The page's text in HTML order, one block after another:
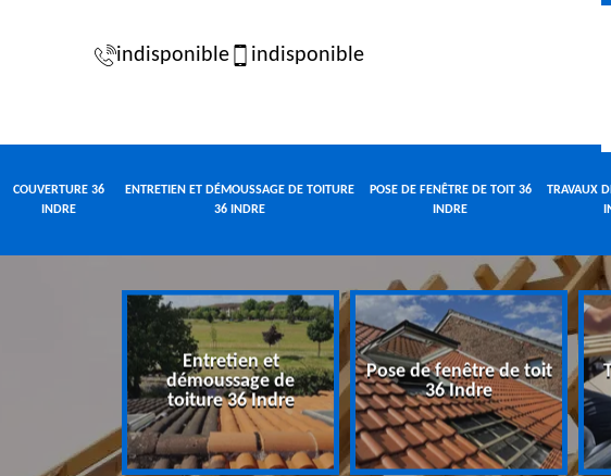
indisponible indisponible
COUVERTURE 36
INDRE
ENTRETIEN ET DÉMOUSSAGE DE TOITURE
36 INDRE
POSE DE FENÊTRE DE TOIT 36
INDRE
TRAVAUX
Entretien et
démoussage de
toiture 36 Indre
Pose de fenêtre de toit
36 Indre